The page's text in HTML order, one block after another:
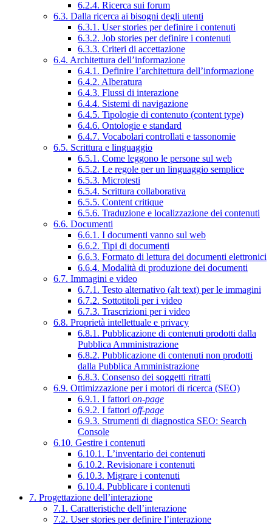
6.2.4. Ricerca sui forum
6.3. Dalla ricerca ai bisogni degli utenti
6.3.1. User stories per definire i contenuti
6.3.2. Job stories per definire i contenuti
6.3.3. Criteri di accettazione
6.4. Architettura dell’informazione
6.4.1. Definire l’architettura dell’informazione
6.4.2. Alberatura
6.4.3. Flussi di interazione
6.4.4. Sistemi di navigazione
6.4.5. Tipologie di contenuto (content type)
6.4.6. Ontologie e standard
6.4.7. Vocabolari controllati e tassonomie
6.5. Scrittura e linguaggio
6.5.1. Come leggono le persone sul web
6.5.2. Le regole per un linguaggio semplice
6.5.3. Microtesti
6.5.4. Scrittura collaborativa
6.5.5. Content critique
6.5.6. Traduzione e localizzazione dei contenuti
6.6. Documenti
6.6.1. I documenti vanno sul web
6.6.2. Tipi di documenti
6.6.3. Formato di lettura dei documenti elettronici
6.6.4. Modalità di produzione dei documenti
6.7. Immagini e video
6.7.1. Testo alternativo (alt text) per le immagini
6.7.2. Sottotitoli per i video
6.7.3. Trascrizioni per i video
6.8. Proprietà intellettuale e privacy
6.8.1. Pubblicazione di contenuti prodotti dalla
Pubblica Amministrazione
6.8.2. Pubblicazione di contenuti non prodotti
dalla Pubblica Amministrazione
6.8.3. Consenso dei soggetti ritratti
6.9. Ottimizzazione per i motori di ricerca (SEO)
6.9.1. I fattori on-page
6.9.2. I fattori off-page
6.9.3. Strumenti di diagnostica SEO: Search
Console
6.10. Gestire i contenuti
6.10.1. L’inventario dei contenuti
6.10.2. Revisionare i contenuti
6.10.3. Migrare i contenuti
6.10.4. Pubblicare i contenuti
7. Progettazione dell’interazione
7.1. Caratteristiche dell’interazione
7.2. User stories per definire l’interazione